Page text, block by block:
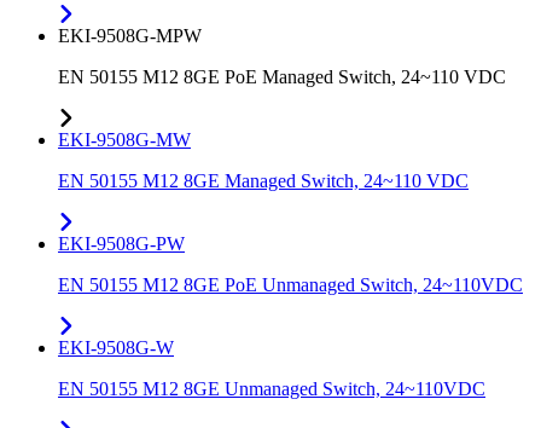
EKI-9508G-MPW
EN 50155 M12 8GE PoE Managed Switch, 24~110 VDC
EKI-9508G-MW
EN 50155 M12 8GE Managed Switch, 24~110 VDC
EKI-9508G-PW
EN 50155 M12 8GE PoE Unmanaged Switch, 24~110VDC
EKI-9508G-W
EN 50155 M12 8GE Unmanaged Switch, 24~110VDC